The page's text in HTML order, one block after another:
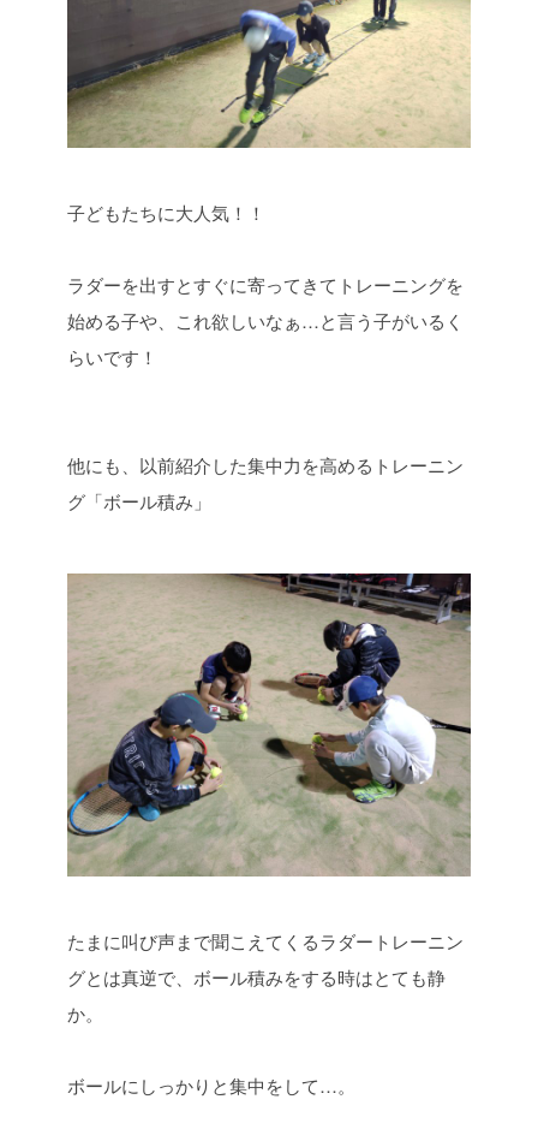
子どもたちに大人気！！
ラダーを出すとすぐに寄ってきてトレーニングを
始める子や、これ欲しいなぁ…と言う子がいるく
らいです！
他にも、以前紹介した集中力を高めるトレーニン
グ「ボール積み」
たまに叫び声まで聞こえてくるラダートレーニン
グとは真逆で、ボール積みをする時はとても静
か。
ボールにしっかりと集中をして…。